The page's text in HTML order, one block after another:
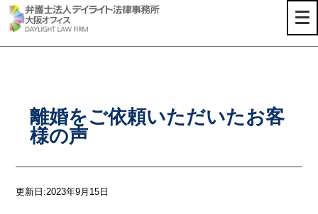
TOP>お客様の声>離婚をご依頼いただいたお客様の声
離婚をご依頼いただいたお客
様の声
更新日:2023年9月15日